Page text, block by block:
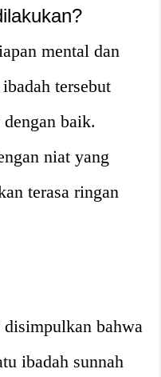
mental dan
tersebut
baik.
niat yang
terasa ringan
bahwa
ibadah sunnah